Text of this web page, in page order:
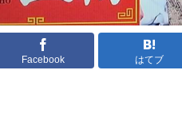
Facebook はてブ